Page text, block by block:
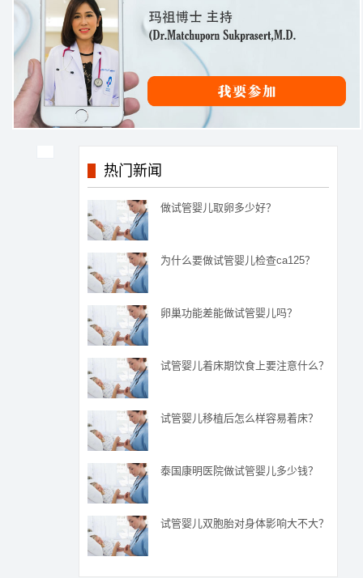
热门新闻
做试管婴儿取卵多少好？
为什么要做试管婴儿检查ca125？
卵巢功能差能做试管婴儿吗？
试管婴儿着床期饮食上要注意什么？
试管婴儿移植后怎么样容易着床？
泰国康明医院做试管婴儿多少钱？
试管婴儿双胞胎对身体影响大不大？